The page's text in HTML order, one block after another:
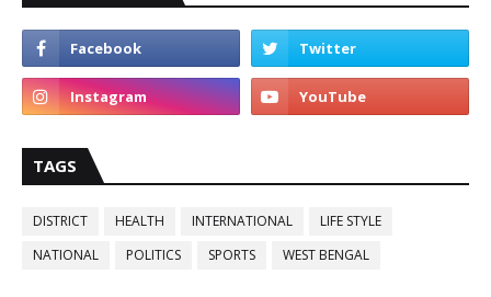
TAGS
DISTRICT HEALTH INTERNATIONAL
LIFE STYLE
NATIONAL
POLITICS SPORTS WEST BENGAL